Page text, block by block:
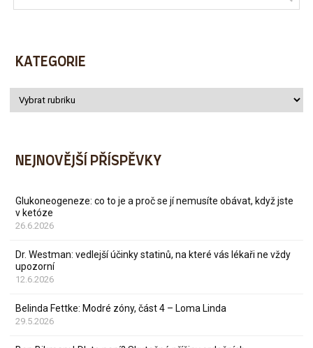
KATEGORIE
NEJNOVĚJŠÍ PŘÍSPĚVKY
Glukoneogeneze: co to je a proč se jí nemusíte obávat, když jste
v ketóze
26.6.2026
Dr. Westman: vedlejší účinky statinů, na které vás lékaři ne vždy
upozorní
12.6.2026
Belinda Fettke: Modré zóny, část 4 – Loma Linda
29.5.2026